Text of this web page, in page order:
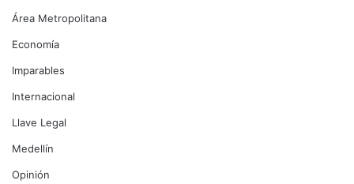
Área Metropolitana
Economía
Imparables
Internacional
Llave Legal
Medellín
Opinión